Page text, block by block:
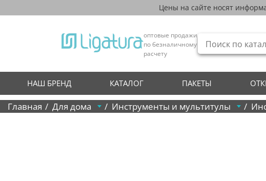
Цены на сайте носят
оптовые продажи
по безналичному
расчету
НАШ БРЕНД КАТАЛОГ ПАКЕТЫ
Главная Для дома Инструменты и мультитулы